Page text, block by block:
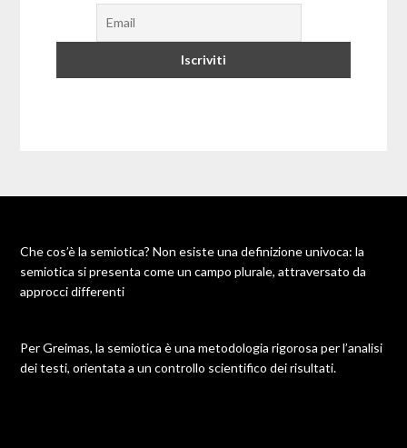
Che cos’è la semiotica? Non esiste una definizione univoca: la
semiotica si presenta come un campo plurale, attraversato da
approcci differenti
Per Greimas, la semiotica è una metodologia rigorosa per l’analisi
dei testi, orientata a un controllo scientifico dei risultati.